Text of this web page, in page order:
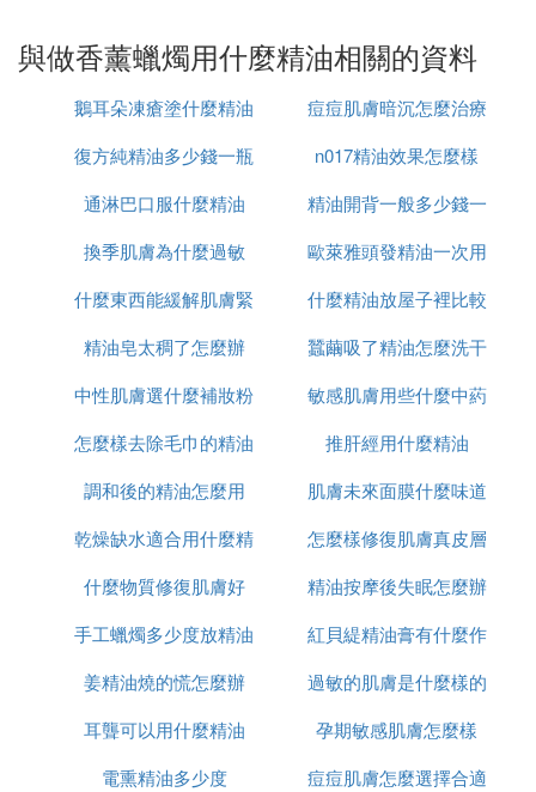
1、蜜蠟(BeeWax)150g(在專門店有售)。
2、自己喜歡的芳香精油?(10~30滴)。
3、造型模子或是紙盒、小紙杯。
製作過程
1、將蜜蠟放入耐熱容器隔水加熱。如果您希望的蠟
燭能有些顏色，此時可以放入一些蠟筆屑染色。
2、把燈蕊用膠帶固定在模型或紙盒、紙杯的底部
後，再把燈蕊拉直，並將燈蕊的另外一端卷在筷子
上，並把筷子架在紙盒、紙杯。
3、緩緩的將溶化後的蜜蠟倒入模型或紙盒、紙杯
中，等到周圍變更薄薄的白色時，加入10~20滴自幾
喜愛的精油。
4、等到蜜蠟完全凝固且溫度變涼以後，把它從模型
工功告成了。
6. 教你如何製作香薰蠟燭
DIY香薰蠟燭散發出來的裊裊能夠起到舒緩精神的功
效，此外，它更可以凈化空氣，清除空氣中的細菌，
與做香薰蠟燭用什麼精油相關的資料
鵝耳朵凍瘡塗什麼精油
痘痘肌膚暗沉怎麼治療
復方純精油多少錢一瓶
n017精油效果怎麼樣
通淋巴口服什麼精油
精油開背一般多少錢一
次
換季肌膚為什麼過敏
歐萊雅頭發精油一次用
多少
什麼東西能緩解肌膚緊
張
什麼精油放屋子裡比較
好
精油皂太稠了怎麼辦
蠶繭吸了精油怎麼洗干
凈
中性肌膚選什麼補妝粉
餅
敏感肌膚用些什麼中葯
口服
怎麼樣去除毛巾的精油
味
推肝經用什麼精油
調和後的精油怎麼用
肌膚未來面膜什麼味道
乾燥缺水適合用什麼精
油
怎麼樣修復肌膚真皮層
什麼物質修復肌膚好
精油按摩後失眠怎麼辦
手工蠟燭多少度放精油
紅貝緹精油膏有什麼作
用
姜精油燒的慌怎麼辦
過敏的肌膚是什麼樣的
耳聾可以用什麼精油
孕期敏感肌膚怎麼樣
電熏精油多少度
痘痘肌膚怎麼選擇合適